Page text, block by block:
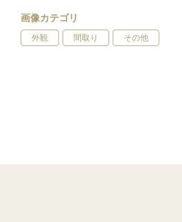
画像カテゴリ
外観 間取り その他